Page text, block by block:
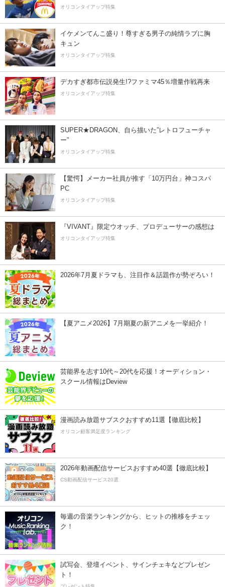
オリコンタイアップ特集
イケメンてんこ盛り！尊すぎる男子の純情ラブに胸
キュン
オリコンタイアップ特集
デカすぎ都市伝説発生!?ファミマ45％増量作戦再来
オリコンタイアップ特集
SUPER★DRAGON、自ら描いた”レトロフューチャ
ー”
オリコンタイアップ特集
【驚愕】メーカー社員が推す「10万円台」神コスパ
PC
オリコンタイアップ特集
『VIVANT』限定ウオッチ、プロデューサーの感想は
オリコンタイアップ特集
2026年7月夏ドラマも、注目作＆話題作が勢ぞろい！
【夏アニメ2026】7月期夏の新アニメを一挙紹介！
芸能界を志す10代～20代を応援！オーディション・
スクール情報はDeview
漫画読み放題サブスクおすすめ11選【徹底比較】
オリコン顧客満足度ランキング
2026年動画配信サービスおすすめ40選【徹底比較】
CS動画配信サービス20選
毎週の音楽ランキングから、ヒットの推移をチェッ
ク！
試写会、登壇イベント、サインチェキなどプレゼン
ト！